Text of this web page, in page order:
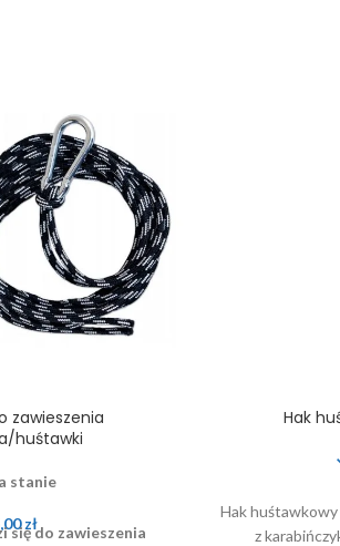
zawieszenia
huśtawki
stanie
zł
się do zawieszenia
Hak
Hak
z